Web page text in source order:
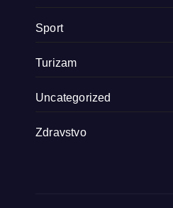
Sport
Turizam
Uncategorized
Zdravstvo